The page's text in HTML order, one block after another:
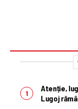
Atenție,
Lugoj